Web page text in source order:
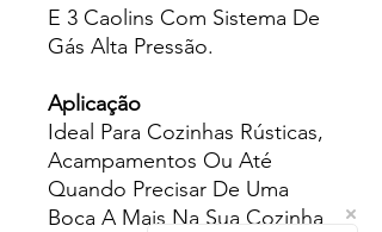
E 3 Caolins Com Sistema De
Gás Alta Pressão.
Aplicação
Ideal Para Cozinhas Rústicas,
Acampamentos Ou Até
Quando Precisar De Uma
Boca A Mais Na Sua Cozinha